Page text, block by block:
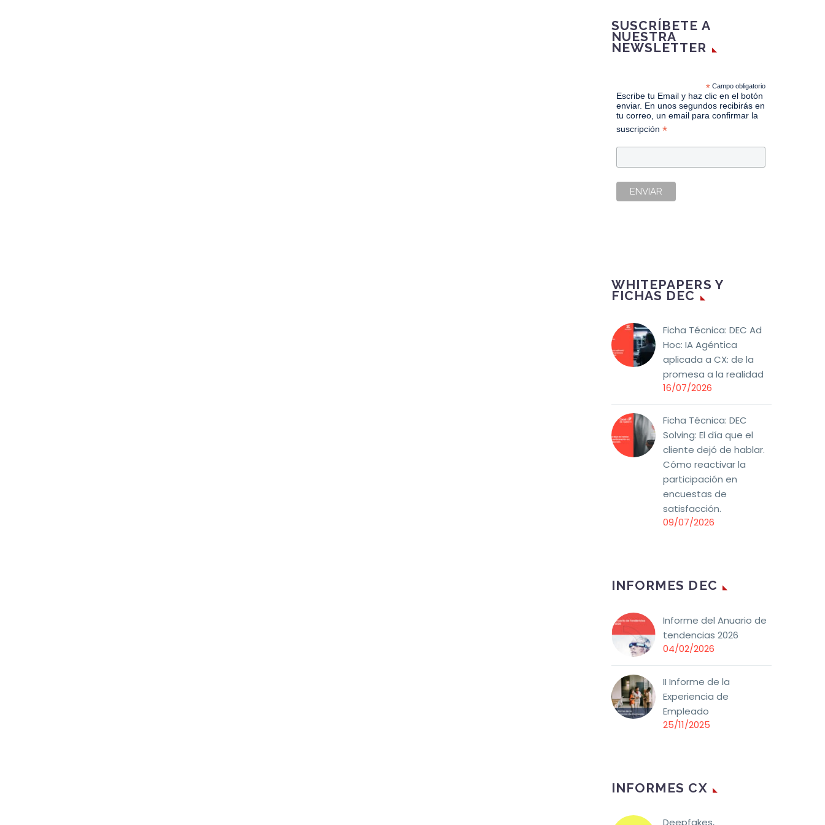
SUSCRÍBETE A
NUESTRA
NEWSLETTER
*Campo obligatorio
Escribe tu Email y haz clic en el botón
enviar. En unos segundos recibirás en
tu correo, un email para confirmar la
suscripción *
WHITEPAPERS Y
FICHAS DEC
Ficha Técnica: DEC Ad
Hoc: IA Agéntica
aplicada a CX: de la
promesa a la realidad
16/07/2026
Ficha Técnica: DEC
Solving: El día que el
cliente dejó de hablar.
Cómo reactivar la
participación en
encuestas de
satisfacción.
09/07/2026
INFORMES DEC
Informe del Anuario de
tendencias 2026
04/02/2026
II Informe de la
Experiencia de
Empleado
25/11/2025
INFORMES CX
Deepfakes,